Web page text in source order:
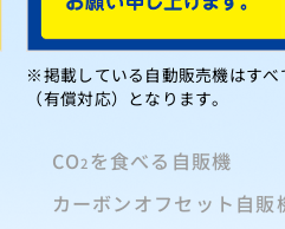
CO2 を食べる自販機
カーボンオフセット自販
※掲載している自動販売機はすべ
（有償対応）となります。